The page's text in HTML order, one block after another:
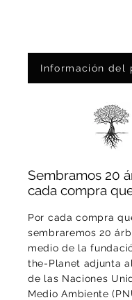
Información del
Sembramos 20
cada compra
Por cada compra
sembraremos 20
medio de la
the-Planet adjunta
de las Naciones
Medio Ambiente